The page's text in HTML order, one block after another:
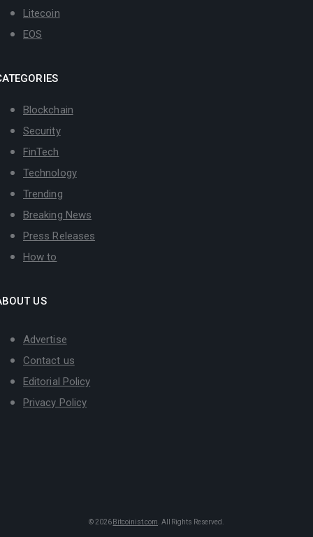
Litecoin
EOS
Blockchain
Security
FinTech
Technology
Trending
Breaking News
Press Releases
How to
US
Advertise
Contact us
Editorial Policy
Privacy Policy
© 2026 Bitcoinist.com . All Rights Reserved.